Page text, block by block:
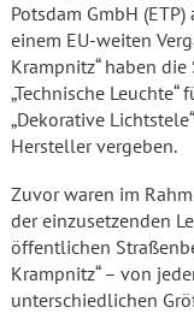
Potsdam GmbH
einem EU-weiten
Krampnitz“ haben
„Technische
„Dekorative
Hersteller vergeben.
Zuvor waren im
der einzusetzenden
öffentlichen
Krampnitz“ – von
unterschiedlichen